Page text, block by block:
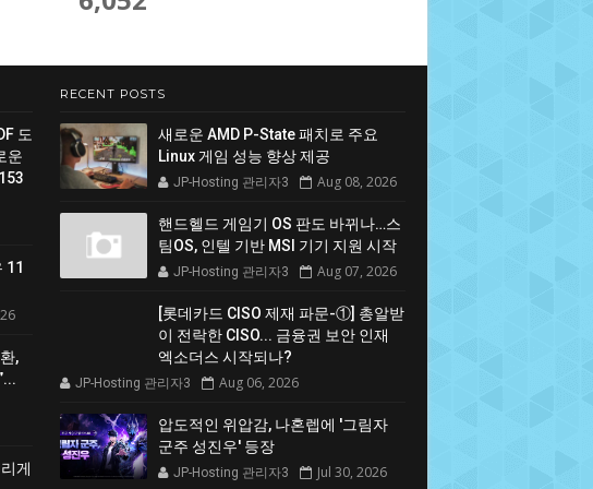
도
운
11
,
게
RECENT POSTS
새로운 AMD P-State 패치로 주요
Linux 게임 성능 향상 제공
JP-Hosting 관리자3 Aug 08, 2026
핸드헬드 게임기 OS 판도 바뀌나…스
팀OS, 인텔 기반 MSI 기기 지원 시작
JP-Hosting 관리자3 Aug 07, 2026
[롯데카드 CISO 제재 파문-①] 총알받
이 전락한 CISO... 금융권 보안 인재
엑소더스 시작되나?
JP-Hosting 관리자3 Aug 06, 2026
압도적인 위압감, 나혼렙에 '그림자
군주 성진우' 등장
JP-Hosting 관리자3 Jul 30, 2026